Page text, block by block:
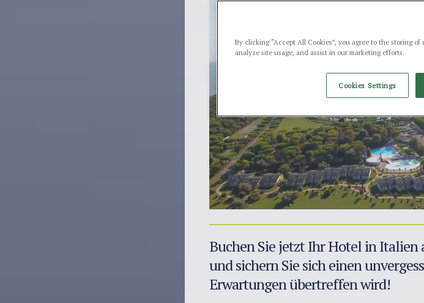
Buchen Sie jetzt Ihr Hotel in Italien
und sichern Sie sich einen
Erwartungen übertreffen wird!
By clicking “Accept All Cookies”, you agree to the storing
analyze site usage, and assist in our marketing efforts.
Cookies Settings